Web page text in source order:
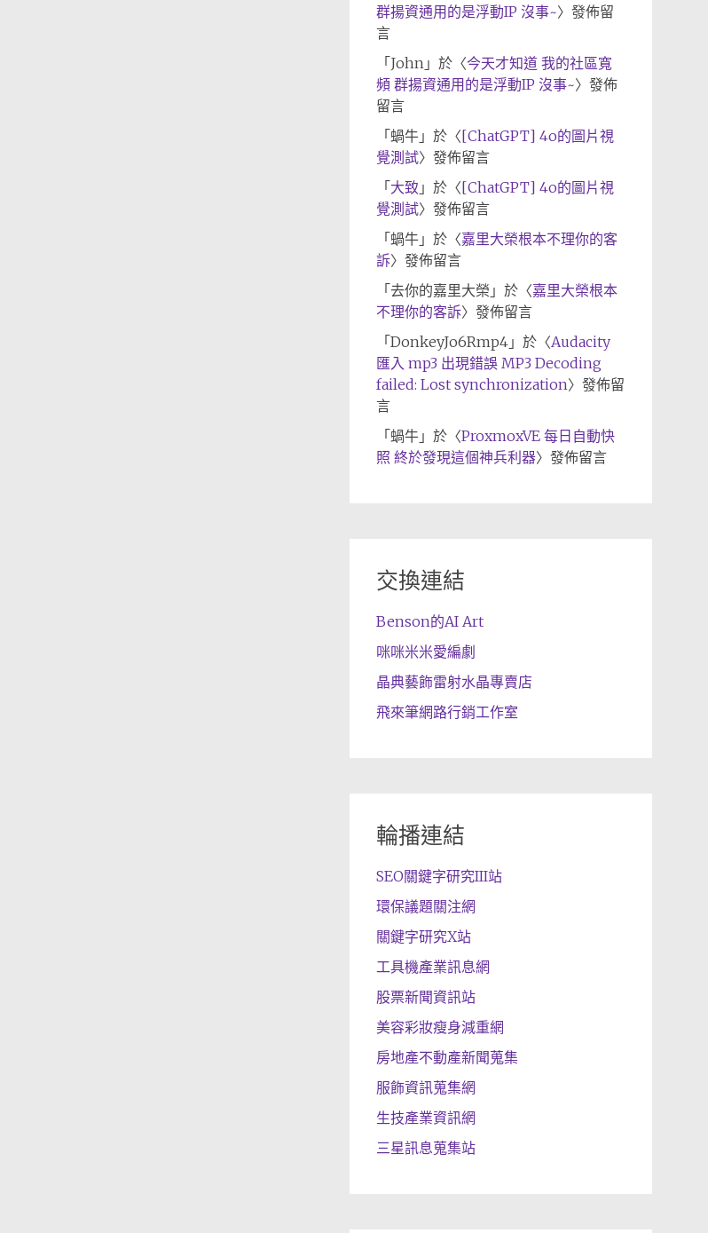
群揚資通用的是浮動IP 沒事~〉發佈留
言
「 John」於〈今天才知道 我的社區寬
頻 群揚資通用的是浮動IP 沒事~〉發佈
留言
「 蝸牛」於〈[ChatGPT] 4o的圖片視
覺測試〉發佈留言
「 大致 」於〈[ChatGPT] 4o的圖片視
覺測試〉發佈留言
「 蝸牛」於〈嘉里大榮根本不理你的客
訴〉發佈留言
「 去你的嘉里大榮 」於〈嘉里大榮根本
不理你的客訴〉發佈留言
「 DonkeyJo6Rmp4」於〈Audacity
匯入 mp3 出現錯誤 MP3 Decoding
failed: Lost synchronization〉發佈留
言
「 蝸牛」於〈ProxmoxVE 每日自動快
照 終於發現這個神兵利器〉發佈留言
交換連結
Benson的AI Art
咪咪米米愛編劇
晶典藝飾雷射水晶專賣店
飛來筆網路行銷工作室
輪播連結
SEO關鍵字研究III站
環保議題關注網
關鍵字研究X站
工具機產業訊息網
股票新聞資訊站
美容彩妝瘦身減重網
房地產不動產新聞蒐集
服飾資訊蒐集網
生技產業資訊網
三星訊息蒐集站